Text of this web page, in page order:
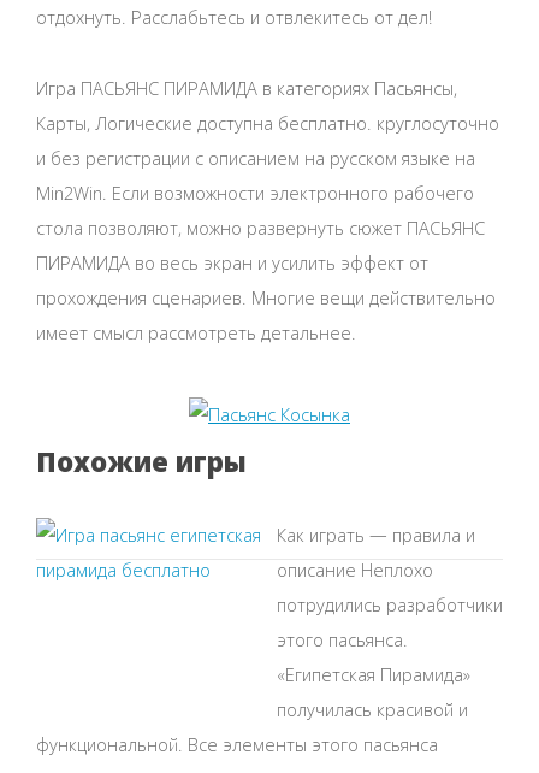
отдохнуть. Расслабьтесь и отвлекитесь от дел!
Игра ПАСЬЯНС ПИРАМИДА в категориях Пасьянсы,
Карты, Логические доступна бесплатно. круглосуточно
и без регистрации с описанием на русском языке на
Min2Win. Если возможности электронного рабочего
стола позволяют, можно развернуть сюжет ПАСЬЯНС
ПИРАМИДА во весь экран и усилить эффект от
прохождения сценариев. Многие вещи действительно
имеет смысл рассмотреть детальнее.
Похожие игры
Как играть — правила и
описание Неплохо
потрудились разработчики
этого пасьянса.
«Египетская Пирамида»
получилась красивой и
функциональной. Все элементы этого пасьянса